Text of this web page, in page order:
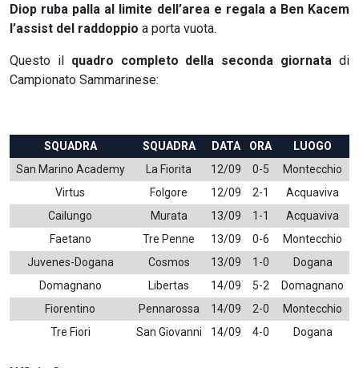
Diop ruba palla al limite dell’area e regala a Ben Kacem
l’assist del raddoppio a porta vuota.
Questo il quadro completo della seconda giornata di
Campionato Sammarinese:
SQUADRA SQUADRA DATA ORA
LUOGO
San Marino Academy
La Fiorita 12/09 0-5
Montecchio
Virtus
Folgore 12/09 2-1
Acquaviva
Cailungo
Murata 13/09 1-1
Acquaviva
Faetano
Tre Penne 13/09 0-6
Montecchio
Juvenes-Dogana
Cosmos 13/09 1-0
Dogana
Domagnano
Libertas 14/09 5-2
Domagnano
Fiorentino
Pennarossa 14/09 2-0
Montecchio
Tre Fiori
San Giovanni 14/09 4-0 Dogana